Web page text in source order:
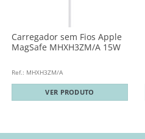
Carregador sem Fios Apple
MagSafe MHXH3ZM/A 15W
Ref.: MHXH3ZM/A
VER PRODUTO